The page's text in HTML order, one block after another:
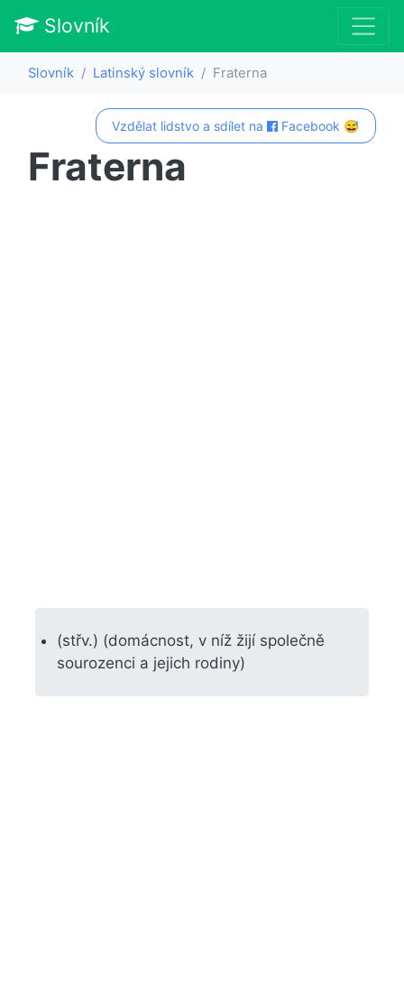
Slovník
Slovník Latinský slovník Fraterna
Vzdělat lidstvo a sdílet na Facebook 😅
Fraterna
(střv.) (domácnost, v níž žijí společně
sourozenci a jejich rodiny)